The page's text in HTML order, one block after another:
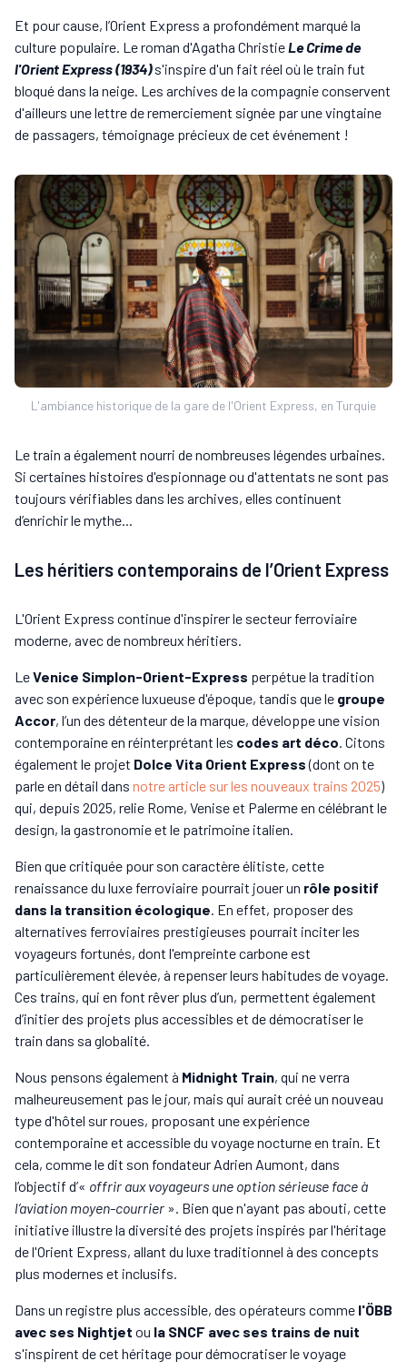
Et pour cause, l’Orient Express a profondément marqué la
culture populaire. Le roman d'Agatha Christie Le Crime de
l'Orient Express (1934)s'inspire d'un fait réel où le train fut
bloqué dans la neige. Les archives de la compagnie conservent
d'ailleurs une lettre de remerciement signée par une vingtaine
de passagers, témoignage précieux de cet événement !
L'ambiance historique de la gare de l'Orient Express, en Turquie
Le train a également nourri de nombreuses légendes urbaines.
Si certaines histoires d'espionnage ou d'attentats ne sont pas
toujours vérifiables dans les archives, elles continuent
d’enrichir le mythe...
Les héritiers contemporains de l’Orient Express
L'Orient Express continue d'inspirer le secteur ferroviaire
moderne, avec de nombreux héritiers.
LeVenice Simplon-Orient-Express perpétue la tradition
avec son expérience luxueuse d'époque, tandis que le groupe
Accor, l’un des détenteur de la marque, développe une vision
contemporaine en réinterprétant les codes art déco . Citons
également le projet Dolce Vita Orient Express(dont on te
parle en détail dans notre article sur les nouveaux trains 2025)
qui, depuis 2025, relie Rome, Venise et Palerme en célébrant le
design, la gastronomie et le patrimoine italien.
Bien que critiquée pour son caractère élitiste, cette
renaissance du luxe ferroviaire pourrait jouer un rôle positif
dans la transition écologique . En effet, proposer des
alternatives ferroviaires prestigieuses pourrait inciter les
voyageurs fortunés, dont l'empreinte carbone est
particulièrement élevée, à repenser leurs habitudes de voyage.
Ces trains, qui en font rêver plus d’un, permettent également
d’initier des projets plus accessibles et de démocratiser le
train dans sa globalité.
Nous pensons également à Midnight Train, qui ne verra
malheureusement pas le jour, mais qui aurait créé un nouveau
type d'hôtel sur roues, proposant une expérience
contemporaine et accessible du voyage nocturne en train. Et
cela, comme le dit son fondateur Adrien Aumont, dans
l’objectif d’« offrir aux voyageurs une option sérieuse face à
l’aviation moyen-courrier ». Bien que n'ayant pas abouti, cette
initiative illustre la diversité des projets inspirés par l'héritage
de l'Orient Express, allant du luxe traditionnel à des concepts
plus modernes et inclusifs.
Dans un registre plus accessible, des opérateurs comme l'ÖBB
avec ses Nightjet ou la SNCF avec ses trains de nuit
s'inspirent de cet héritage pour démocratiser le voyage